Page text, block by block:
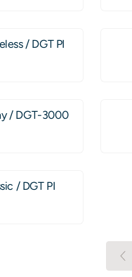
/ DGT PI
/ DGT-3000
/ DGT PI